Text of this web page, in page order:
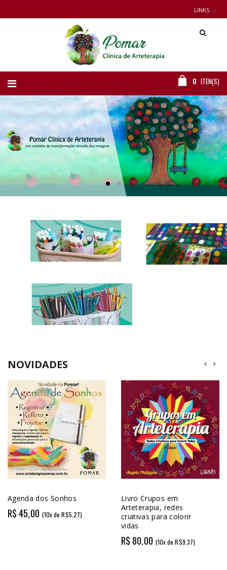
LINKS
0 ITEN(S)
NOVIDADES
Livro Crupos em
Arteterapia, redes
criativas para colorir
Livro Caminho da Arte,
construindo um
envelhecimento ativo